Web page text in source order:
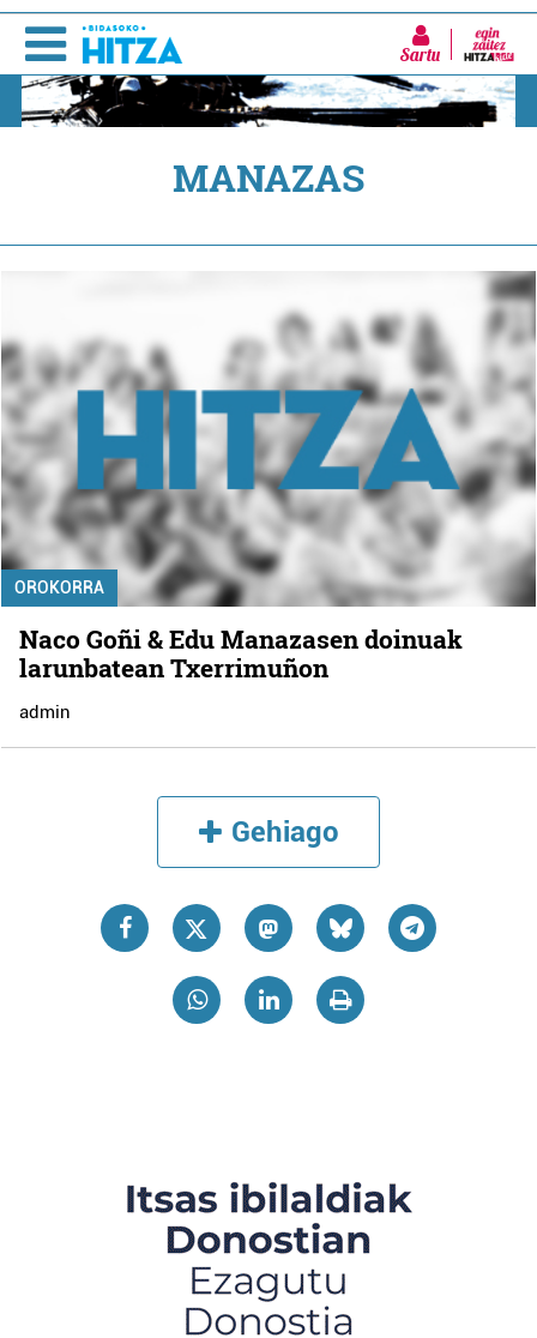
Sartu
MANAZAS
OROKORRA
Naco Goñi & Edu Manazasen doinuak
larunbatean Txerrimuñon
admin
Gehiago